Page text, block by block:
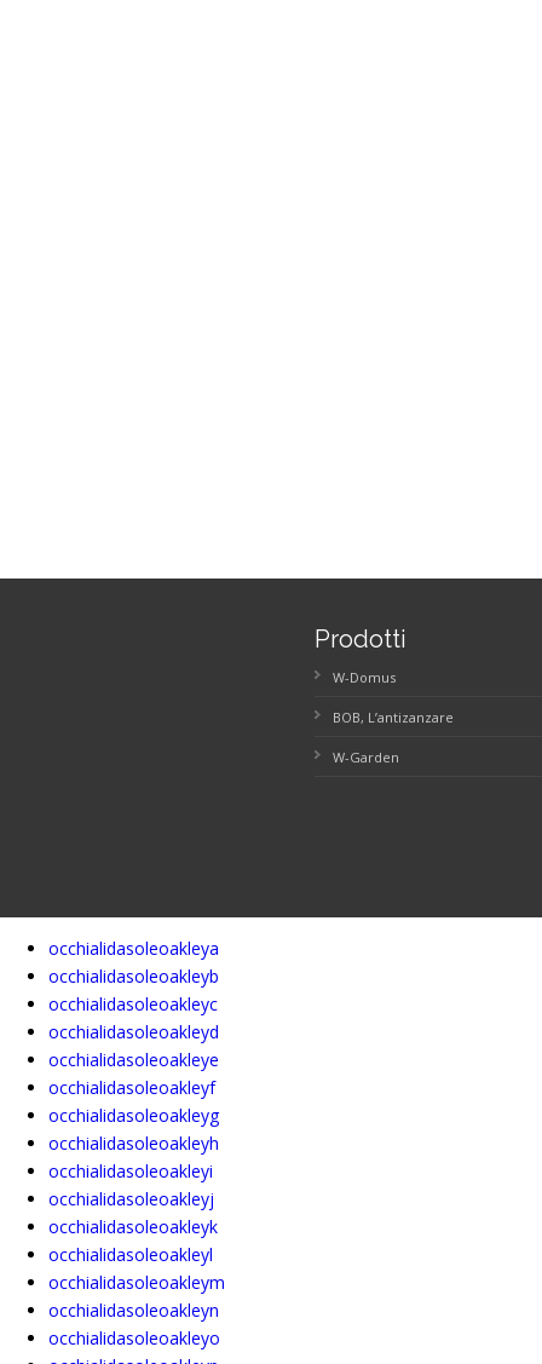
Prodotti
W-Domus
BOB, L’antizanzare
W-Garden
occhialidasoleoakleya
occhialidasoleoakleyb
occhialidasoleoakleyc
occhialidasoleoakleyd
occhialidasoleoakleye
occhialidasoleoakleyf
occhialidasoleoakleyg
occhialidasoleoakleyh
occhialidasoleoakleyi
occhialidasoleoakleyj
occhialidasoleoakleyk
occhialidasoleoakleyl
occhialidasoleoakleym
occhialidasoleoakleyn
occhialidasoleoakleyo